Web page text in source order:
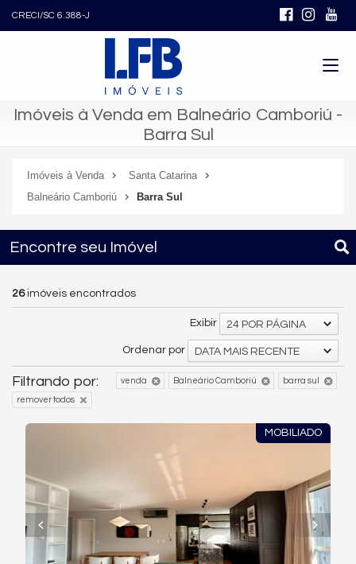
CRECI/SC 6.388-J
Imóveis à Venda em Balneário Camboriú -
Barra Sul
Imóveis à Venda
Santa Catarina
Balneário Camboriú
Barra Sul
Encontre seu Imóvel
26imóveis encontrados
Exibir 24 POR PÁGINA
Ordenar por DATA MAIS RECENTE
Filtrando por: venda Balneário Camboriú barra sul
remover todos
MOBILIADO